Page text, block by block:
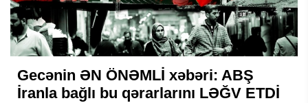
Gecənin ƏN ÖNƏMLİ xəbəri: ABŞ
İranla bağlı bu qərarlarını LƏĞV ETDİ